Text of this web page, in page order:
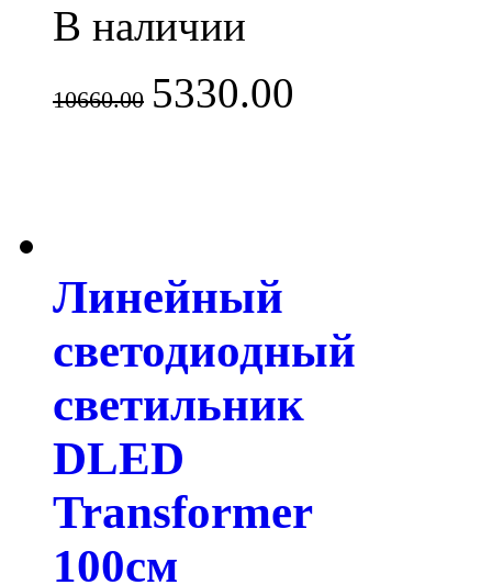
В наличии
10660.00 5330.00
Линейный
светодиодный
светильник
DLED
Transformer
100см